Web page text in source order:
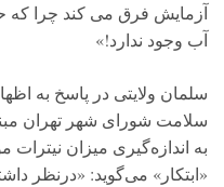
آزمایش فرق می کند چرا که
آب وجود ندارد!»
سلمان ولایتی در پاسخ به
سلامت شورای شهر تهران
به اندازه‌گیری میزان
«ابتکار» می‌گوید: «درنظر